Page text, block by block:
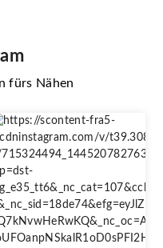
fürs Nähen